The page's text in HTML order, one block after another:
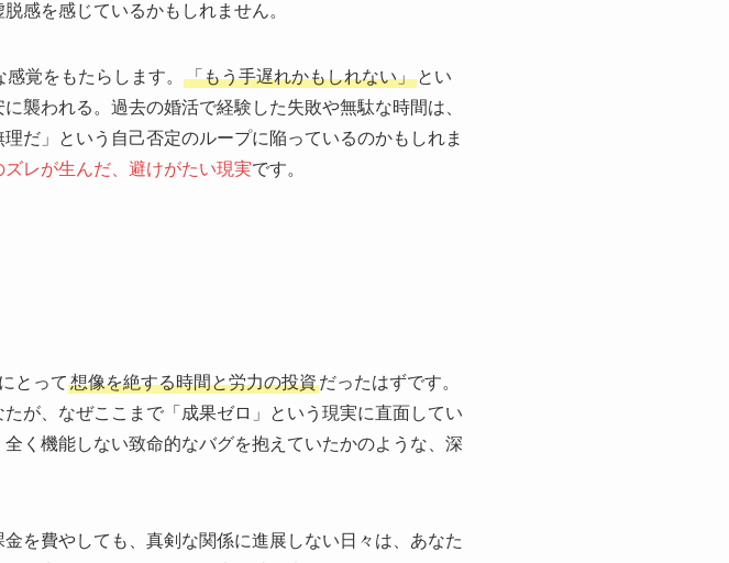
感を感じているかもしれません。
覚をもたらします。 「もう手遅れかもしれない」 とい
襲われる。過去の婚活で経験した失敗や無駄な時間は、
だ」という自己否定のループに陥っているのかもしれま
レが生んだ、避けがたい現実です。
とって 想像を絶する時間と労力の投資だったはずです。
が、なぜここまで「成果ゼロ」という現実に直面してい
く機能しない致命的なバグを抱えていたかのような、深
を費やしても、真剣な関係に進展しない日々は、あなた